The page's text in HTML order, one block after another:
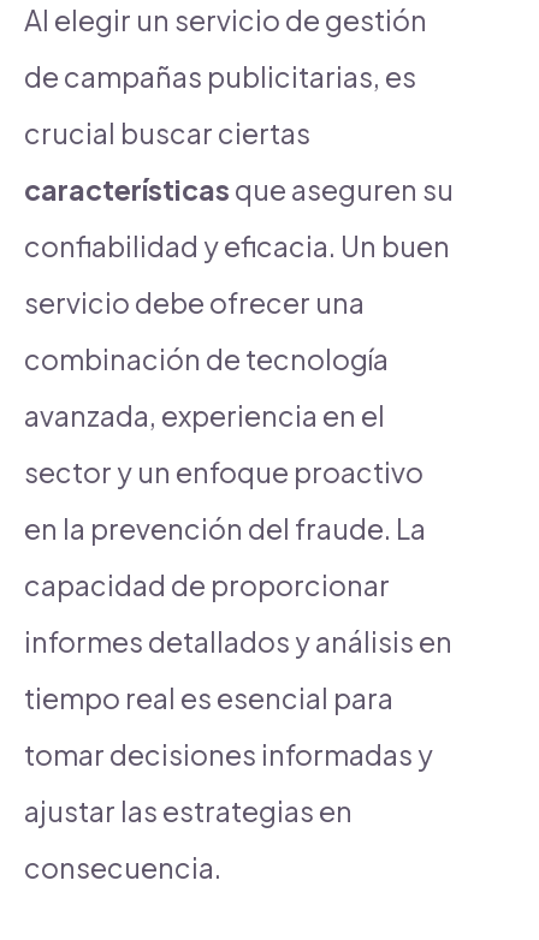
Al elegir un servicio de gestión
de campañas publicitarias, es
crucial buscar ciertas
características que aseguren su
confiabilidad y eficacia. Un buen
servicio debe ofrecer una
combinación de tecnología
avanzada, experiencia en el
sector y un enfoque proactivo
en la prevención del fraude. La
capacidad de proporcionar
informes detallados y análisis en
tiempo real es esencial para
tomar decisiones informadas y
ajustar las estrategias en
consecuencia.